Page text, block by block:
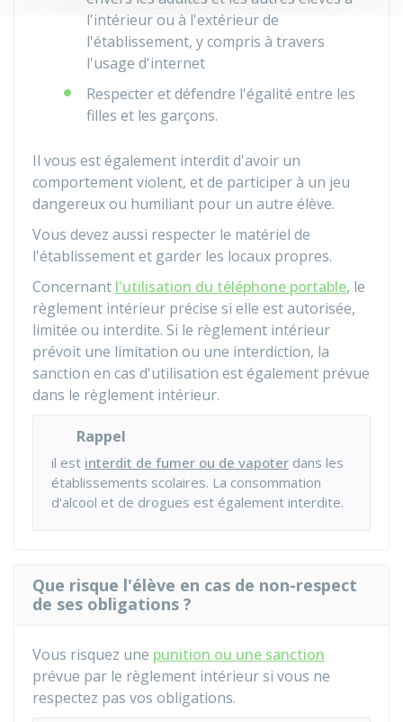
l'intérieur ou à l'extérieur de
l'établissement, y compris à travers
l'usage d'internet
Respecter et défendre l'égalité entre les
filles et les garçons.
Il vous est également interdit d'avoir un
comportement violent, et de participer à un jeu
dangereux ou humiliant pour un autre élève.
Vous devez aussi respecter le matériel de
l'établissement et garder les locaux propres.
Concernant l'utilisation du téléphone portable, le
règlement intérieur précise si elle est autorisée,
limitée ou interdite. Si le règlement intérieur
prévoit une limitation ou une interdiction, la
sanction en cas d'utilisation est également prévue
dans le règlement intérieur.
Rappel
il est interdit de fumer ou de vapoter dans les
établissements scolaires. La consommation
d'alcool et de drogues est également interdite.
Que risque l'élève en cas de non-respect
de ses obligations ?
Vous risquez une punition ou une sanction
prévue par le règlement intérieur si vous ne
respectez pas vos obligations.